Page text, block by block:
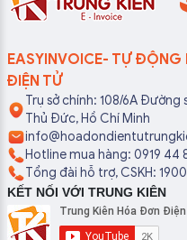
EASYINVOICE- TỰ
ĐIỆN TỬ
Trụ sở chính: 108/6A Đường
Thủ Đức, Hồ Chí Minh
Hotline mua hàng: 0919 44
Tổng đài hỗ trợ, CSKH:
KẾT NỐI VỚI TRUNG KIÊN